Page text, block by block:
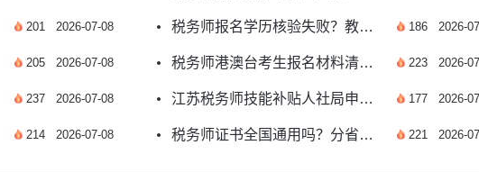
201 2026-07-08
205 2026-07-08
237 2026-07-08
214 2026-07-08
税务师报名学历核验失败？教你正确处理方法 186 2026-
税务师港澳台考生报名材料清单有哪些？ 223 2026-
江苏税务师技能补贴人社局申领渠道有哪些？ 177 2026-
税务师证书全国通用吗？分省份有效吗？ 221 2026-